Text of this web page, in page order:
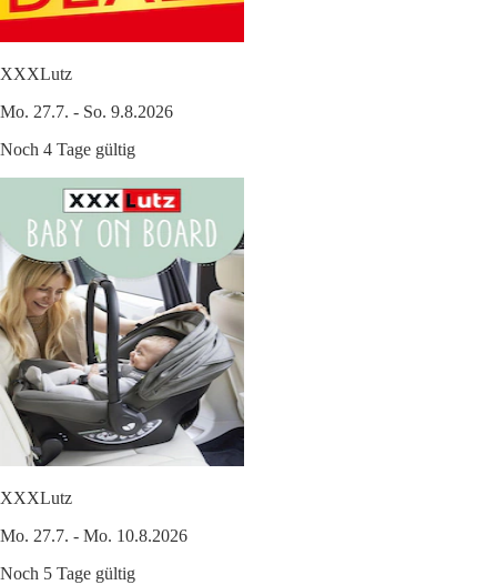
XXXLutz
Mo. 27.7. - So. 9.8.2026
Noch 4 Tage gültig
XXXLutz
Mo. 27.7. - Mo. 10.8.2026
Noch 5 Tage gültig